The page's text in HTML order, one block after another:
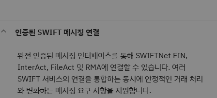
인증된 SWIFT 메시징 연결
완전 인증된 메시징 인터페이스를 통해 SWIFTNet FIN,
InterAct, FileAct 및 RMA에 연결할 수 있습니다. 여러
SWIFT 서비스의 연결을 통합하는 동시에 안정적인 거래 처리
와 변화하는 메시징 요구 사항을 지원합니다.